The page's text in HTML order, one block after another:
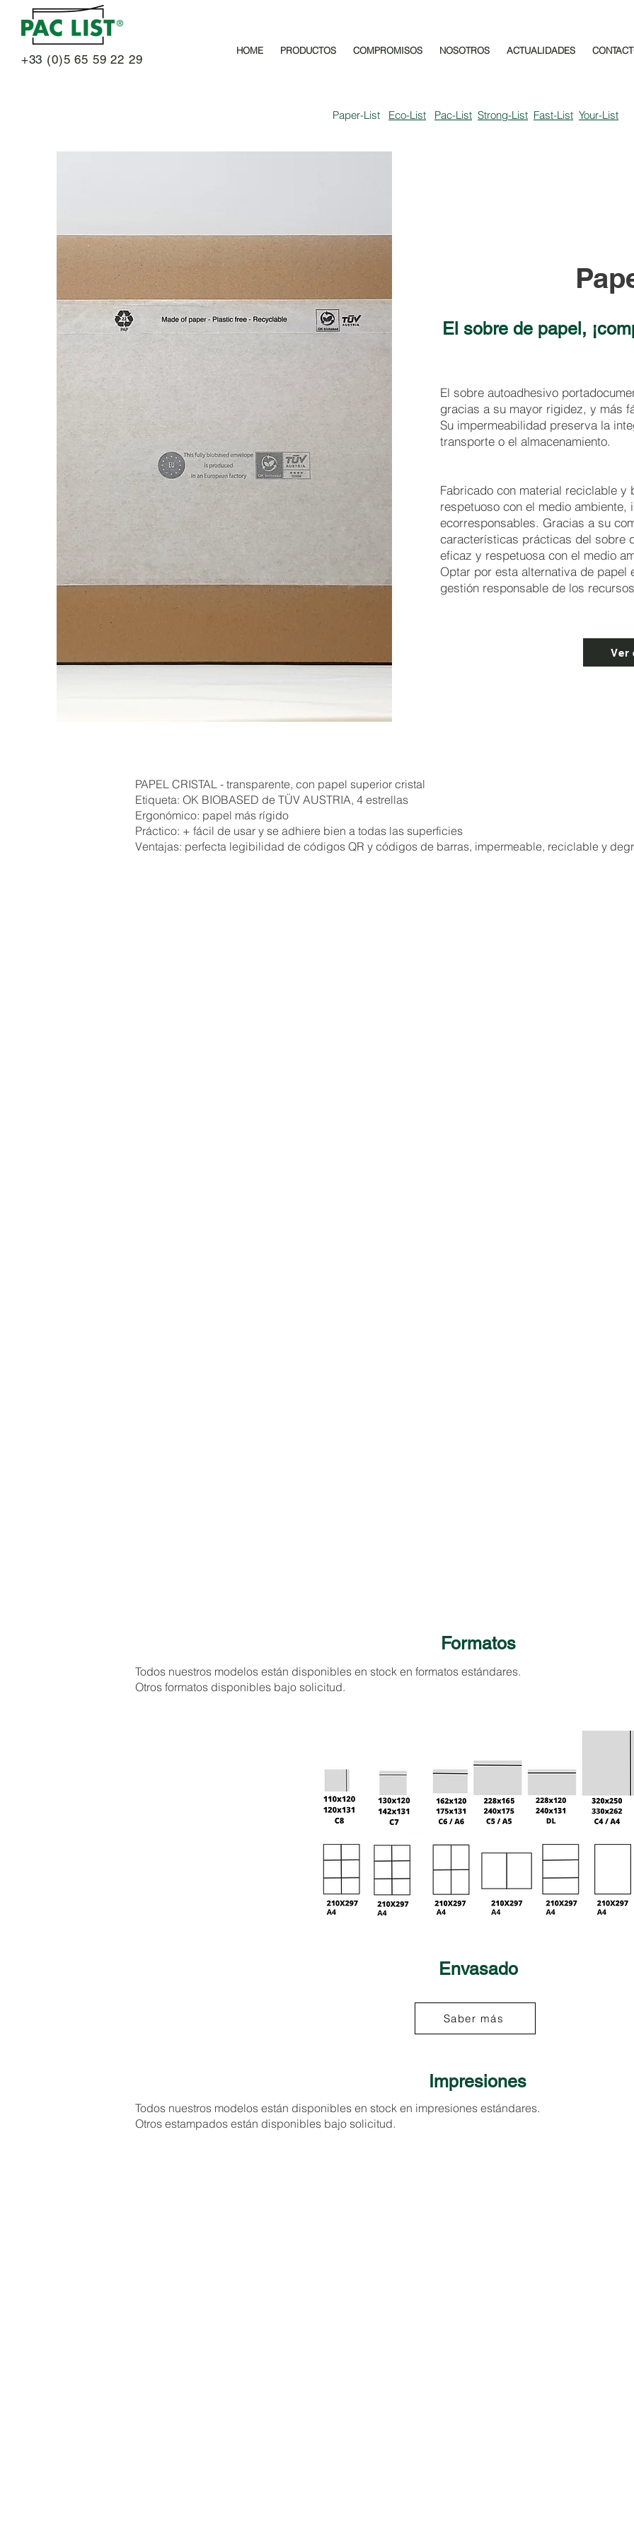
+33 (0)5 65 59 22 29
HOME PRODUCTOS COMPROMISOS NOSOTROS ACTUALIDADES
Paper-List Eco-List Pac-List Strong-List Fast-List Your-List
El sobre de papel,
El sobre autoadhesivo
gracias a su mayor rigidez, y más
Su impermeabilidad preserva la
transporte o el almacenamiento.
Fabricado con material reciclable y
respetuoso con el medio
ecorresponsables. Gracias a su
características prácticas del sobre
eficaz y respetuosa con el medio
Optar por esta alternativa de papel
gestión responsable de los
Ver
PAPEL CRISTAL - transparente, con papel superior cristal
Etiqueta: OK BIOBASED de TÜV AUSTRIA, 4 estrellas
Ergonómico: papel más rígido
Práctico: + fácil de usar y se adhiere bien a todas las superficies
Ventajas: perfecta legibilidad de códigos QR y códigos de barras, impermeable, reciclable y
Formatos
Todos nuestros modelos están disponibles en stock en formatos estándares.
Otros formatos disponibles bajo solicitud.
Envasado
Saber más
Impresiones
Todos nuestros modelos están disponibles en stock en impresiones estándares.
Otros estampados están disponibles bajo solicitud.